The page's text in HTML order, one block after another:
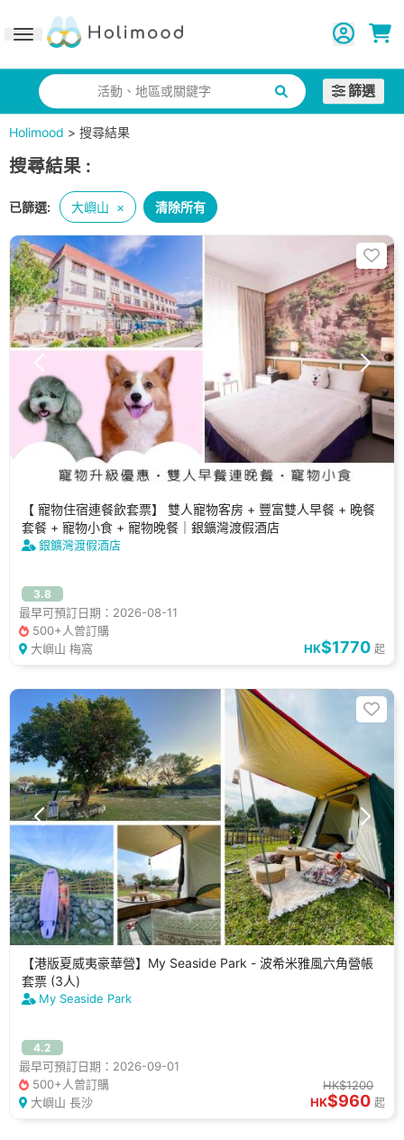
Toggle navigation
活動、地區或關鍵字 篩選
Holimood > 搜尋結果
搜尋結果 :
已篩選: 大嶼山 × 清除所有
【 寵物住宿連餐飲套票】 雙人寵物客房 + 豐富雙人早餐 + 晚餐
套餐 + 寵物小食 + 寵物晚餐｜銀鑛灣渡假酒店
銀鑛灣渡假酒店
3.8
最早可預訂日期：2026-08-11
500+人曾訂購
大嶼山 梅窩
HK$1770 起
【港版夏威夷豪華營】My Seaside Park - 波希米雅風六角營帳
套票 (3人)
My Seaside Park
4.2
最早可預訂日期：2026-09-01
500+人曾訂購
大嶼山 長沙
HK$1200
HK$960 起